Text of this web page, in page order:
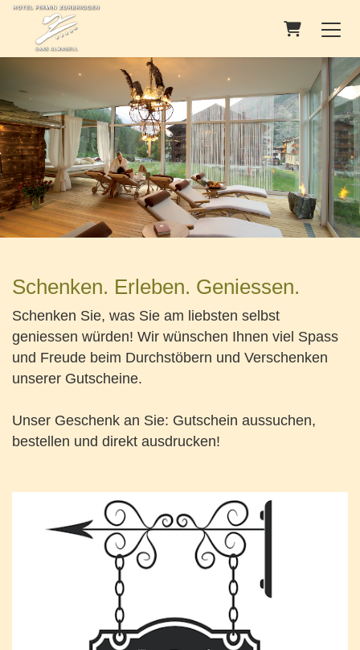
Warenkorb
Schenken. Erleben. Geniessen.
Schenken Sie, was Sie am liebsten selbst
geniessen würden! Wir wünschen Ihnen viel Spass
und Freude beim Durchstöbern und Verschenken
unserer Gutscheine.
Unser Geschenk an Sie: Gutschein aussuchen,
bestellen und direkt ausdrucken!